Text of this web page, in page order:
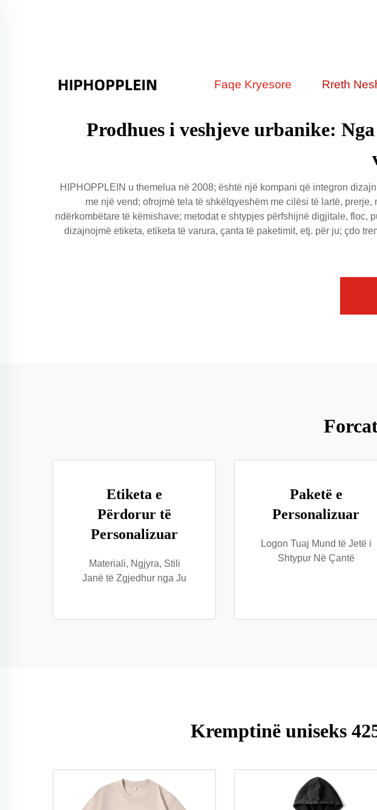
Faqe Kryesore Rreth
Prodhues i veshjeve urbanike:
HIPHOPPLEIN u themelua në 2008; është një kompani që integron
me një vend; ofrojmë tela të shkëlqyeshëm me cilësi të lartë,
ndërkombëtare të këmishave; metodat e shtypjes përfshijnë digjitale, floc,
dizajnojmë etiketa, etiketa të varura, çanta të paketimit, etj. për ju; çdo
Etiketa e
Përdorur të
Personalizuar
Materiali, Ngjyra, Stili
Janë të Zgjedhur nga Ju
Paketë e
Personalizuar
Logon Tuaj Mund të Jetë i
Shtypur Në Çantë
Kremptinë uniseks